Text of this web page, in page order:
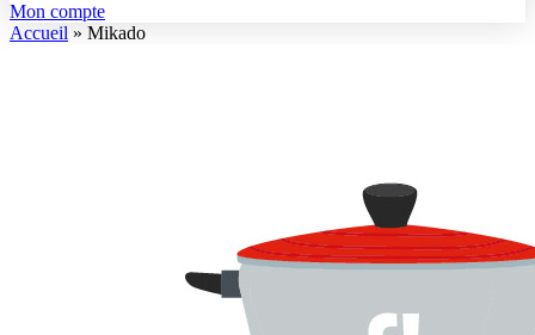
Mon compte
Accueil » Mikado